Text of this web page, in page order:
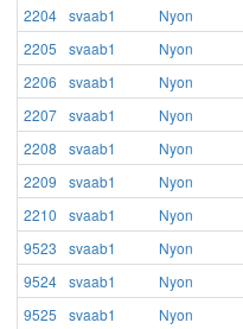
2204 svaab1 Nyon
2205
svaab1 Nyon
2206
svaab1 Nyon
2207 svaab1 Nyon
2208
svaab1 Nyon
2209
svaab1 Nyon
2210
svaab1 Nyon
9523
svaab1 Nyon
9524 svaab1 Nyon
9525
svaab1 Nyon